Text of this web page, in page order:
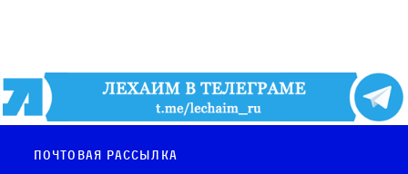
Почтовая рассылка